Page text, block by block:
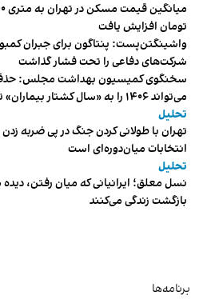
تومان افزایش یافت
واشینگتن‌پست: پنتاگون برای جبران
شرکت‌های دفاعی را تحت فشار گذاشت
سخنگوی کمیسیون بهداشت مجلس: حذف
می‌تواند ۱۴۰۶ را به «سال کشتار بیماران» تبدیل کند
تحلیل
تهران با طولانی کردن جنگ در پی ضربه
انتخابات میان‌دوره‌ای است
تحلیل
نسل معلق؛ ایرانیانی که میان رفتن،
بازگشت زندگی می‌کنند
برنامه‌ها